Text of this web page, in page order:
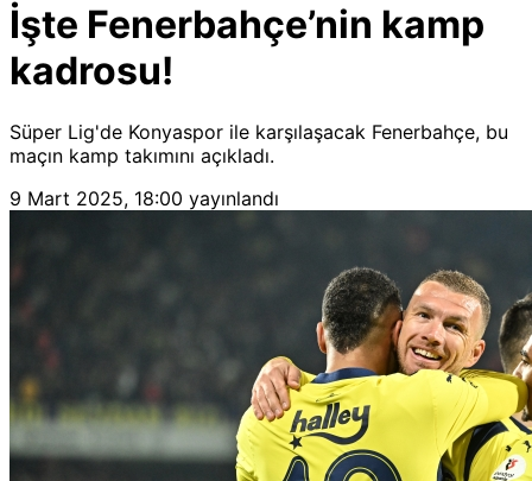
İşte Fenerbahçe’nin kamp
kadrosu!
Süper Lig'de Konyaspor ile karşılaşacak Fenerbahçe, bu
maçın kamp takımını açıkladı.
9 Mart 2025, 18:00 yayınlandı